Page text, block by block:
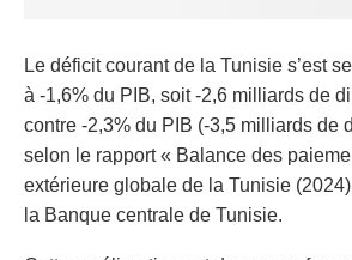
Le déficit courant de la Tunisie s’est
à -1,6% du PIB, soit -2,6 milliards de
contre -2,3% du PIB (-3,5 milliards de
selon le rapport « Balance des
extérieure globale de la Tunisie
la Banque centrale de Tunisie.